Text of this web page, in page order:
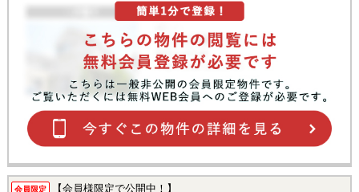
会員限定 【会員様限定で公開中！】